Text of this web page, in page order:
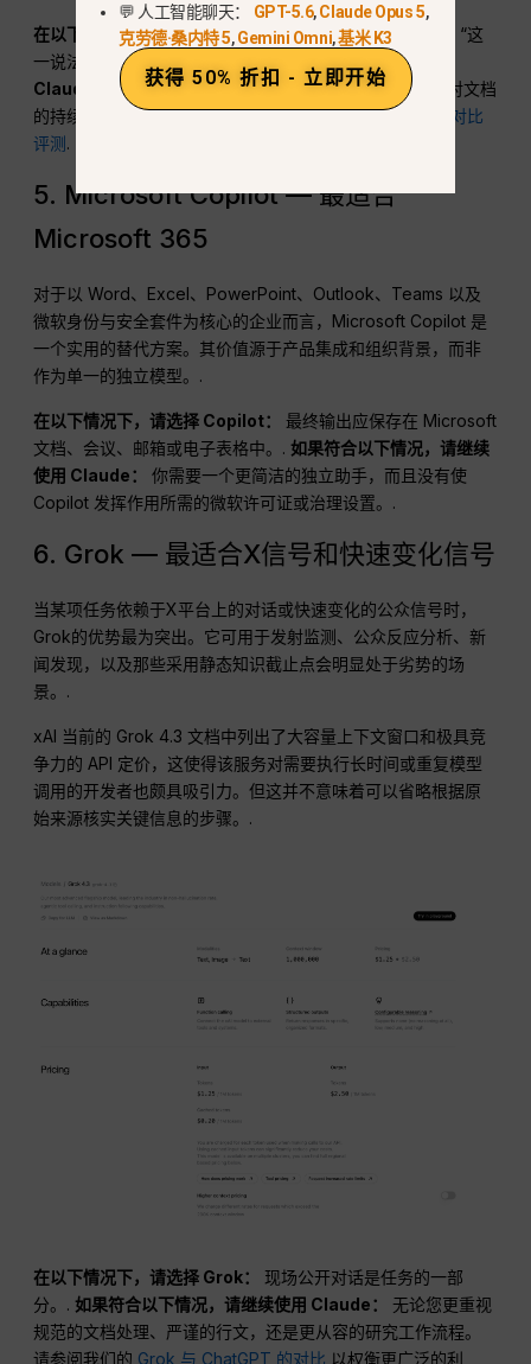
在以下情况下，请选择 Perplexity：你的第一个问题是：“这
一说法是从哪里来的？”
如果符合以下情况，请继续使用
Claude：
如果您主要需要进行长篇文稿的起草、编辑或对文档
的持续协作。您还可以比较我们Perplexity 与 ChatGPT 对比
评测 .
5. Microsoft Copilot — 最适合
Microsoft 365
对于以 Word、Excel、PowerPoint、Outlook、Teams 以及
微软身份与安全套件为核心的企业而言，Microsoft Copilot 是
一个实用的替代方案。其价值源于产品集成和组织背景，而非
作为单一的独立模型。.
在以下情况下，请选择 Copilot：
最终输出应保存在 Microsoft
文档、会议、邮箱或电子表格中。.如果符合以下情况，请继续
使用 Claude：
你需要一个更简洁的独立助手，而且没有使
Copilot 发挥作用所需的微软许可证或治理设置。.
6. Grok — 最适合X信号和快速变化信号
当某项任务依赖于X平台上的对话或快速变化的公众信号时，
Grok的优势最为突出。它可用于发射监测、公众反应分析、新
闻发现，以及那些采用静态知识截止点会明显处于劣势的场
景。.
xAI 当前的 Grok 4.3 文档中列出了大容量上下文窗口和极具竞
争力的 API 定价，这使得该服务对需要执行长时间或重复模型
调用的开发者也颇具吸引力。但这并不意味着可以省略根据原
始来源核实关键信息的步骤。.
在以下情况下，请选择 Grok：
现场公开对话是任务的一部
分。.如果符合以下情况，请继续使用 Claude：
无论您更重视
规范的文档处理、严谨的行文，还是更从容的研究工作流程。
请参阅我们的 Grok 与 ChatGPT 的对比 以权衡更广泛的利
💬 人工智能聊天： GPT-5.6,Claude Opus 5,
克劳德·桑内特 5,Gemini Omni,基米 K3
获得 50% 折扣 - 立即开始